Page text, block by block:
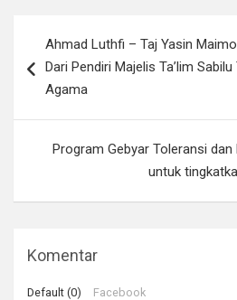
posAhmad Luthfi – Taj Yasin
Dari Pendiri Majelis Ta’lim
Agama
Program Gebyar Toleransi
untuk
Komentar
Default (0) Facebook